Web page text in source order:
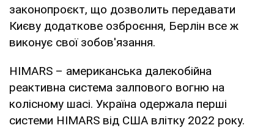
законопроєкт, що дозволить передавати
Києву додаткове озброєння, Берлін все ж
виконує свої зобов'язання.
HIMARS – американська далекобійна
реактивна система залпового вогню на
колісному шасі. Україна одержала перші
системи HIMARS від США влітку 2022 року.